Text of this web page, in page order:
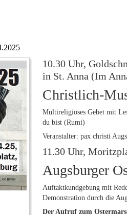
10.30 Uhr,
in St. Anna (Im
Christlich-
Multireligiöses Gebet mit
du bist (Rumi)
Veranstalter: pax christi
11.30 Uhr,
Augsburger
Auftaktkundgebung mit
Demonstration durch die
Der Aufruf zum